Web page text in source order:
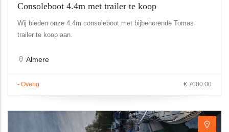
Consoleboot 4.4m met trailer te koop
Wij bieden onze 4.4m consoleboot met bijbehorende Tomas
trailer te koop aan.
Almere
- Overig € 7000.00